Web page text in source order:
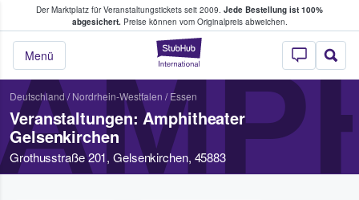
Der Marktplatz für Veranstaltungstickets seit 2009. Jede Bestellung ist 100%
abgesichert.Preise können vom Originalpreis abweichen.
StubHub - Wo
Menü
Tickets kaufen & verkaufen
Deutschland/ Nordrhein-Westfalen / Essen
Veranstaltungen: Amphitheater
Gelsenkirchen
Grothusstraße 201, Gelsenkirchen, 45883